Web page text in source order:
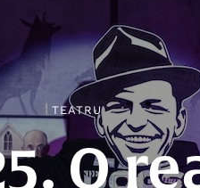
TEATRU
O